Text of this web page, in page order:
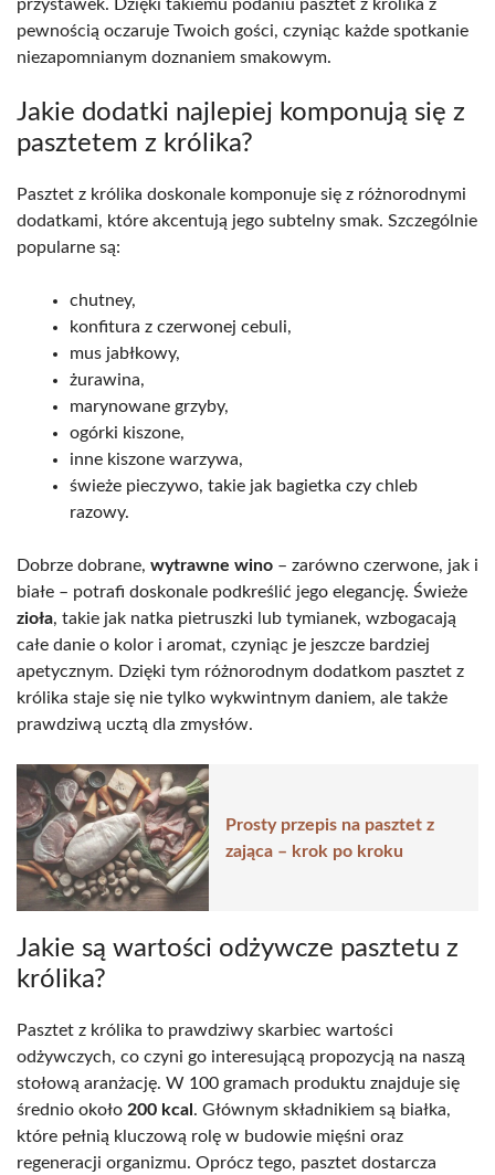
przystawek. Dzięki takiemu podaniu pasztet z królika z
pewnością oczaruje Twoich gości, czyniąc każde spotkanie
niezapomnianym doznaniem smakowym.
Jakie dodatki najlepiej komponują się z
pasztetem z królika?
Pasztet z królika doskonale komponuje się z różnorodnymi
dodatkami, które akcentują jego subtelny smak. Szczególnie
popularne są:
chutney,
konfitura z czerwonej cebuli,
mus jabłkowy,
żurawina,
marynowane grzyby,
ogórki kiszone,
inne kiszone warzywa,
świeże pieczywo, takie jak bagietka czy chleb
razowy.
Dobrze dobrane, wytrawne wino – zarówno czerwone, jak i
białe – potrafi doskonale podkreślić jego elegancję. Świeże
zioła, takie jak natka pietruszki lub tymianek, wzbogacają
całe danie o kolor i aromat, czyniąc je jeszcze bardziej
apetycznym. Dzięki tym różnorodnym dodatkom pasztet z
królika staje się nie tylko wykwintnym daniem, ale także
prawdziwą ucztą dla zmysłów.
Prosty przepis na pasztet z
zająca – krok po kroku
Jakie są wartości odżywcze pasztetu z
królika?
Pasztet z królika to prawdziwy skarbiec wartości
odżywczych, co czyni go interesującą propozycją na naszą
stołową aranżację. W 100 gramach produktu znajduje się
średnio około 200 kcal . Głównym składnikiem są białka,
które pełnią kluczową rolę w budowie mięśni oraz
regeneracji organizmu. Oprócz tego, pasztet dostarcza